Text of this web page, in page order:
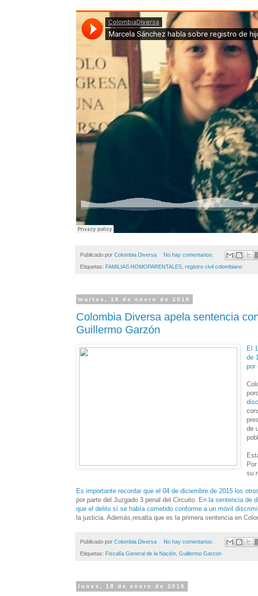
Publicado por Colombia Diversa No hay comentarios:
Etiquetas: FAMILIAS HOMOPARENTALES registro civil colombiano
martes, 19 de enero de 2016
Colombia Diversa apela sentencia
Guillermo Garzón
El
de
por
de
su
Es importante recordar que el 04 de diciembre de 2015 los
por parte del Juzgado 3 penal del Circuito. En la sentencia de
que el delito sí se había cometido conforme a un móvil
la justicia. Además,resalta que es la primera sentencia en
Publicado por Colombia Diversa No hay comentarios:
Etiquetas: Fiscalía General de la Nación Guillermo Garzon
lunes, 18 de enero de 2016